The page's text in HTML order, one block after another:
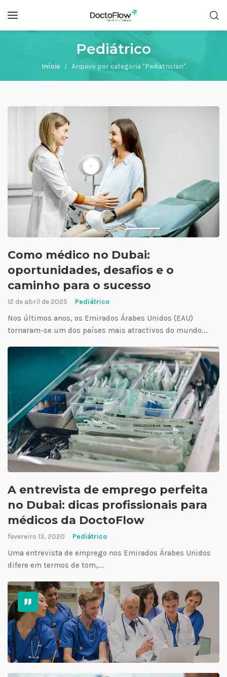
Pediátrico
Início Arquivo por categoria "Pediatriclan"
Como médico no Dubai:
oportunidades, desafios e o
caminho para o sucesso
12 de abril de 2025 Pediátrico
Nos últimos anos, os Emirados Árabes Unidos (EAU)
tornaram-se um dos países mais atractivos do mundo...
A entrevista de emprego perfeita
no Dubai: dicas profissionais para
médicos da DoctoFlow
fevereiro 13, 2020 Pediátrico
Uma entrevista de emprego nos Emirados Árabes Unidos
difere em termos de tom,...